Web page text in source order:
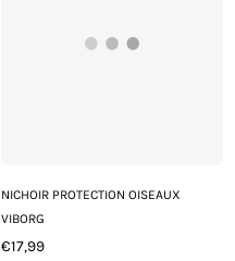
NICHOIR PROTECTION OISEAUX
VIBORG
Prix
€17,99